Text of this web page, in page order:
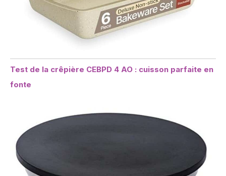
Test de la crêpière CEBPD 4 AO : cuisson parfaite en
fonte